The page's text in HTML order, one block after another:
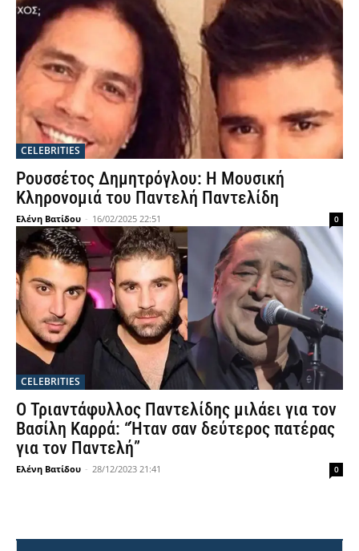
CELEBRITIES
Ρουσσέτος Δημητρόγλου: Η Μουσική
Κληρονομιά του Παντελή Παντελίδη
Ελένη Βατίδου - 16/02/2025 22:51 0
CELEBRITIES
Ο Τριαντάφυλλος Παντελίδης μιλάει για τον
Βασίλη Καρρά: “Ήταν σαν δεύτερος πατέρας
για τον Παντελή”
Ελένη Βατίδου - 28/12/2023 21:41 0